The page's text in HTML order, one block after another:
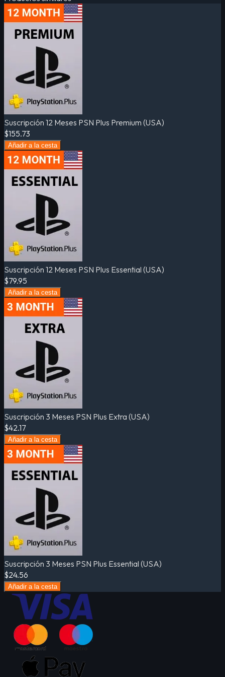
Suscripción 12 Meses PSN Plus Premium (USA)
$155.73
Añadir a la cesta
Suscripción 12 Meses PSN Plus Essential (USA)
$79.95
Añadir a la cesta
Suscripción 3 Meses PSN Plus Extra (USA)
$42.17
Añadir a la cesta
Suscripción 3 Meses PSN Plus Essential (USA)
$24.56
Añadir a la cesta